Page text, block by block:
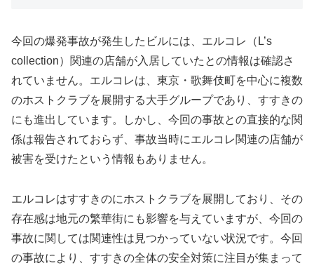
今回の爆発事故が発生したビルには、エルコレ（L’s
collection）関連の店舗が入居していたとの情報は確認さ
れていません。エルコレは、東京・歌舞伎町を中心に複数
のホストクラブを展開する大手グループであり、すすきの
にも進出しています。しかし、今回の事故との直接的な関
係は報告されておらず、事故当時にエルコレ関連の店舗が
被害を受けたという情報もありません。
エルコレはすすきのにホストクラブを展開しており、その
存在感は地元の繁華街にも影響を与えていますが、今回の
事故に関しては関連性は見つかっていない状況です。今回
の事故により、すすきの全体の安全対策に注目が集まって